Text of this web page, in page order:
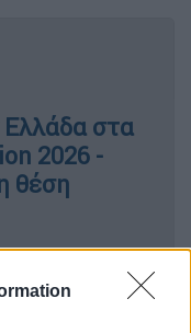
στα
2026 -
θέση
μαζί